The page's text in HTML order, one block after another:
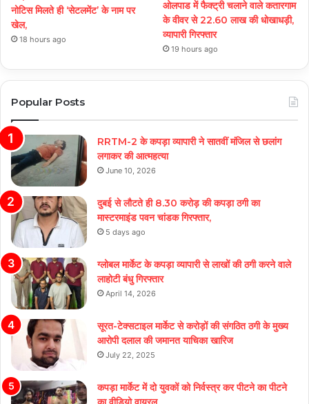
नोटिस मिलते ही ‘सेटलमेंट’ के नाम पर
खेल,
18 hours ago
ओलपाड में फैक्ट्री चलाने वाले कतारगाम
के वीवर से 22.60 लाख की धोखाधड़ी,
व्यापारी गिरफ्तार
19 hours ago
Popular Posts
RRTM-2 के कपड़ा व्यापारी ने सातवीं मंजिल से छलांग
लगाकर की आत्महत्या
June 10, 2026
दुबई से लौटते ही 8.30 करोड़ की कपड़ा ठगी का
मास्टरमाइंड पवन चांडक गिरफ्तार,
5 days ago
ग्लोबल मार्केट के कपड़ा व्यापारी से लाखों की ठगी करने वाले
लाहोटी बंधु गिरफ्तार
April 14, 2026
सूरत-टेक्सटाइल मार्केट से करोड़ों की संगठित ठगी के मुख्य
आरोपी दलाल की जमानत याचिका खारिज
July 22, 2025
कपड़ा मार्केट में दो युवकों को निर्वस्त्र कर पीटने का पीटने